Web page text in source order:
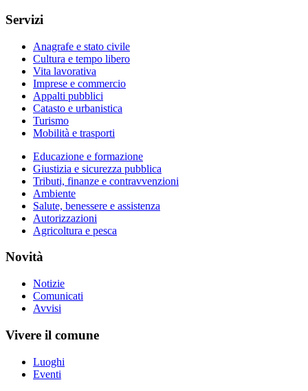
Servizi
Anagrafe e stato civile
Cultura e tempo libero
Vita lavorativa
Imprese e commercio
Appalti pubblici
Catasto e urbanistica
Turismo
Mobilità e trasporti
Educazione e formazione
Giustizia e sicurezza pubblica
Tributi, finanze e contravvenzioni
Ambiente
Salute, benessere e assistenza
Autorizzazioni
Agricoltura e pesca
Novità
Notizie
Comunicati
Avvisi
Vivere il comune
Luoghi
Eventi